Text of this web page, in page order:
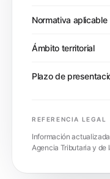
Normativa aplicable
Ámbito territorial
Plazo de
REFERENCIA LEGAL
Información
Agencia Tributaria y de